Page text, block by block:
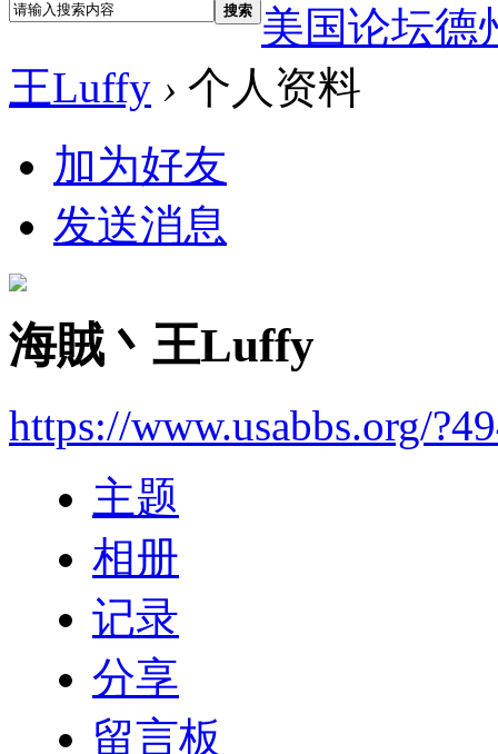
搜索
美国论坛德
王Luffy › 个人资料
加为好友
发送消息
海賊丶王Luffy
https://www.usabbs.org/
主题
相册
记录
分享
留言板